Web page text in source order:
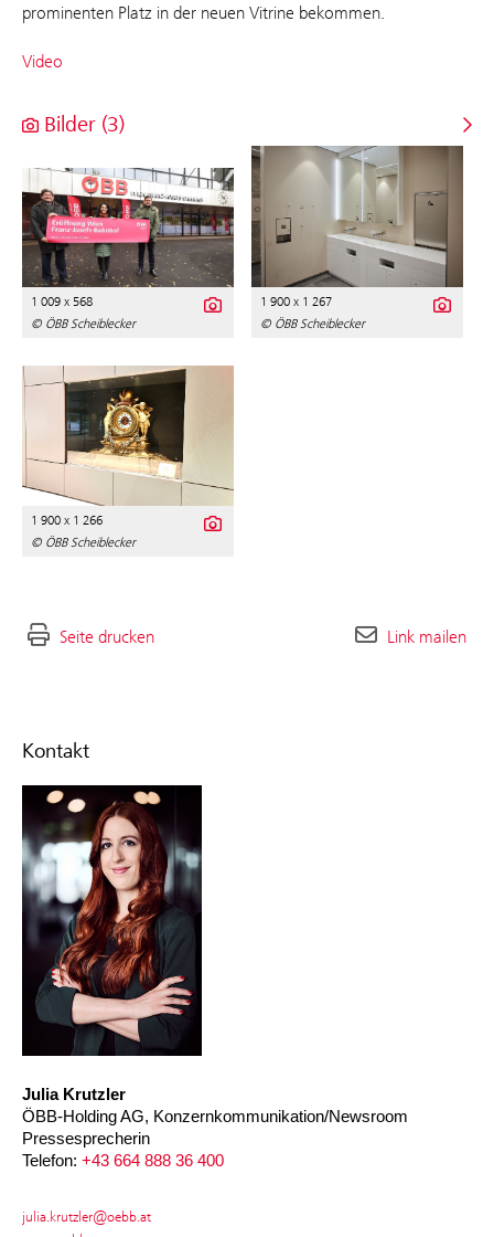
Kontakt
Julia Krutzler
ÖBB-Holding AG, Konzernkommunikation/Newsroom
Pressesprecherin
Telefon: +43 664 888 36 400
julia.krutzler@oebb.at
prominenten Platz in der neuen Vitrine bekommen.
Video
Bilder (3)
1 009 x 568
© ÖBB Scheiblecker
1 900 x 1 267
© ÖBB Scheiblecker
1 900 x 1 266
© ÖBB Scheiblecker
Seite drucken Link mailen